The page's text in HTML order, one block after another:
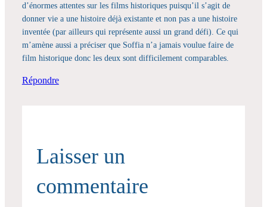
d’énormes attentes sur les films historiques puisqu’il s’agit de
donner vie a une histoire déjà existante et non pas a une histoire
inventée (par ailleurs qui représente aussi un grand défi). Ce qui
m’amène aussi a préciser que Soffia n’a jamais voulue faire de
film historique donc les deux sont difficilement comparables.
Répondre
Laisser un
commentaire